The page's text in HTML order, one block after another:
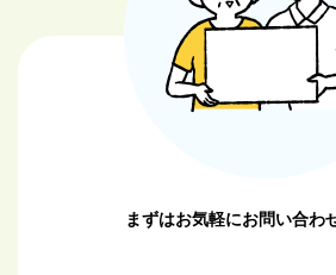
まずはお気軽にお問い合わ